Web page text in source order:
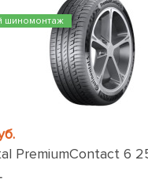
шиномонтаж
PremiumContact 6